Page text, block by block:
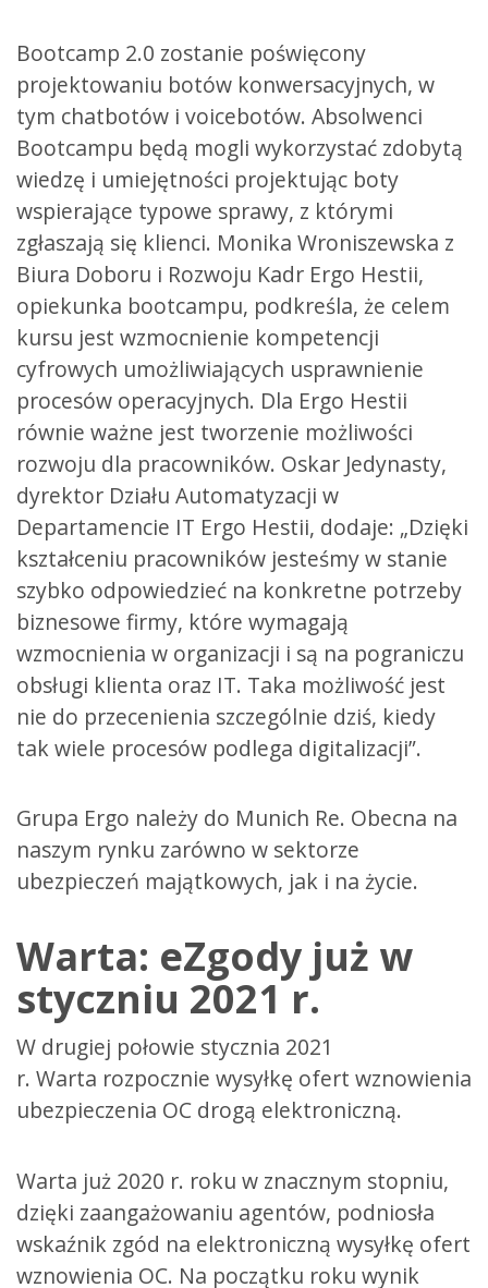
Bootcamp 2.0 zostanie poświęcony
projektowaniu botów konwersacyjnych, w
tym chatbotów i voicebotów. Absolwenci
Bootcampu będą mogli wykorzystać zdobytą
wiedzę i umiejętności projektując boty
wspierające typowe sprawy, z którymi
zgłaszają się klienci. Monika Wroniszewska z
Biura Doboru i Rozwoju Kadr Ergo Hestii,
opiekunka bootcampu, podkreśla, że celem
kursu jest wzmocnienie kompetencji
cyfrowych umożliwiających usprawnienie
procesów operacyjnych. Dla Ergo Hestii
równie ważne jest tworzenie możliwości
rozwoju dla pracowników. Oskar Jedynasty,
dyrektor Działu Automatyzacji w
Departamencie IT Ergo Hestii, dodaje: „Dzięki
kształceniu pracowników jesteśmy w stanie
szybko odpowiedzieć na konkretne potrzeby
biznesowe firmy, które wymagają
wzmocnienia w organizacji i są na pograniczu
obsługi klienta oraz IT. Taka możliwość jest
nie do przecenienia szczególnie dziś, kiedy
tak wiele procesów podlega digitalizacji”.
Grupa Ergo należy do Munich Re. Obecna na
naszym rynku zarówno w sektorze
ubezpieczeń majątkowych, jak i na życie.
Warta: eZgody już w
styczniu 2021 r.
W drugiej połowie stycznia 2021
r. Warta rozpocznie wysyłkę ofert wznowienia
ubezpieczenia OC drogą elektroniczną.
Warta już 2020 r. roku w znacznym stopniu,
dzięki zaangażowaniu agentów, podniosła
wskaźnik zgód na elektroniczną wysyłkę ofert
wznowienia OC. Na początku roku wynik